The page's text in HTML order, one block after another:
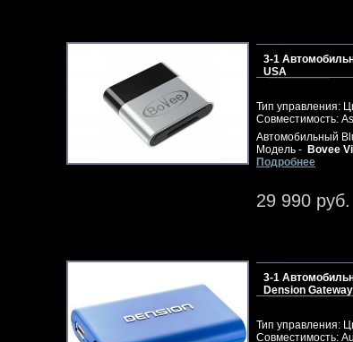
3-1
USA
Тип управления:
Совместимость:
Автомобильный
Модель - Bovee
Подробнее
29 990 руб.
3-1
Dension
Тип управления:
Совместимость: